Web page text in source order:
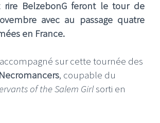
rire BelzebonG feront le tour de
avec au passage quatre
en France.
sur cette tournée des
, coupable du
of the Salem Girlsorti en